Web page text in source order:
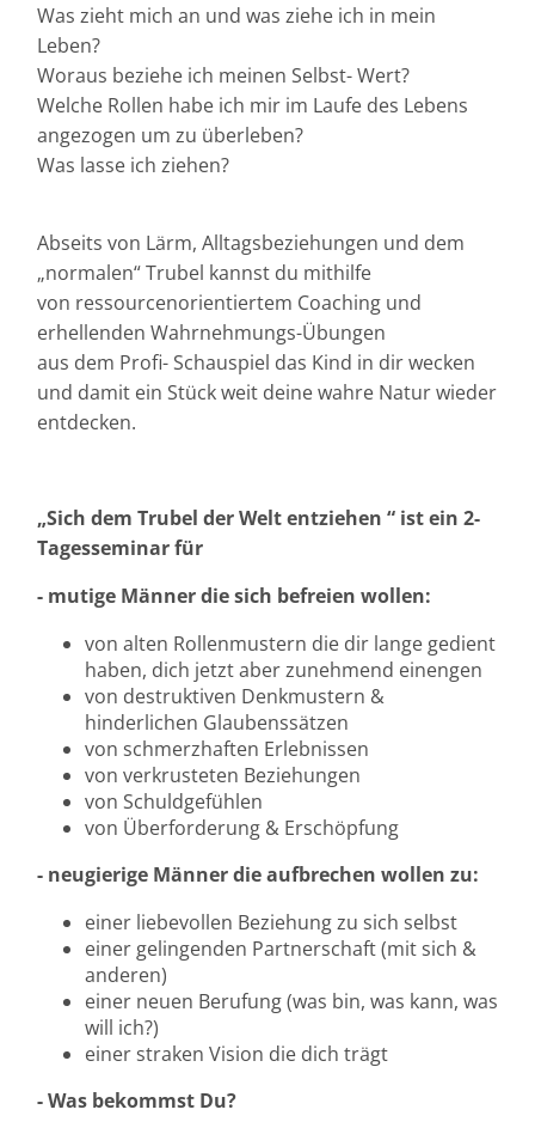
Was zieht mich an und was ziehe ich in mein
Leben?
Woraus beziehe ich meinen Selbst- Wert?
Welche Rollen habe ich mir im Laufe des Lebens
angezogen um zu überleben?
Was lasse ich ziehen?
Abseits von Lärm, Alltagsbeziehungen und dem
„normalen“ Trubel kannst du mithilfe
von ressourcenorientiertem Coaching und
erhellenden Wahrnehmungs-Übungen
aus dem Profi- Schauspiel das Kind in dir wecken
und damit ein Stück weit deine wahre Natur wieder
entdecken.
„Sich dem Trubel der Welt entziehen “ ist ein 2-
Tagesseminar für
- mutige Männer die sich befreien wollen:
von alten Rollenmustern die dir lange gedient
haben, dich jetzt aber zunehmend einengen
von destruktiven Denkmustern &
hinderlichen Glaubenssätzen
von schmerzhaften Erlebnissen
von verkrusteten Beziehungen
von Schuldgefühlen
von Überforderung & Erschöpfung
- neugierige Männer die aufbrechen wollen zu:
einer liebevollen Beziehung zu sich selbst
einer gelingenden Partnerschaft (mit sich &
anderen)
einer neuen Berufung (was bin, was kann, was
will ich?)
einer straken Vision die dich trägt
- Was bekommst Du?